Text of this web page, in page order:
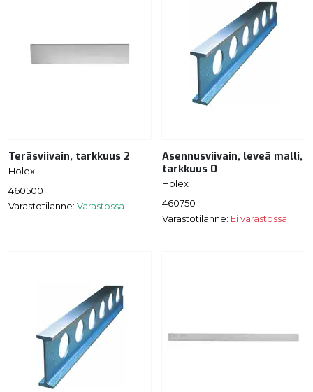
Teräsviivain, tarkkuus 2
Holex
460500
Varastotilanne: Varastossa
Asennusviivain, leveä malli,
tarkkuus 0
Holex
460750
Varastotilanne: Ei varastossa